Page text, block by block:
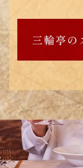
三輪亭の